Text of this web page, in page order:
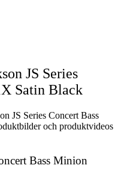
JS Series
Satin Black
JS Series Concert Bass
och produktvideos
Bass Minion